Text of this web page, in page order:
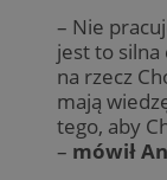
– Nie
jest to silna
na rzecz
mają
tego, aby
– mówił